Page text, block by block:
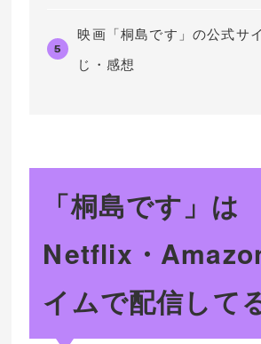
5
映画「桐島です」の公式サ
じ・感想
「桐島です」は
Netflix・
イムで配信して